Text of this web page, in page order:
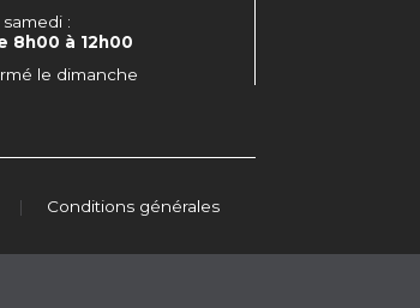
samedi :
8h00 à 12h00
le dimanche
| Conditions générales